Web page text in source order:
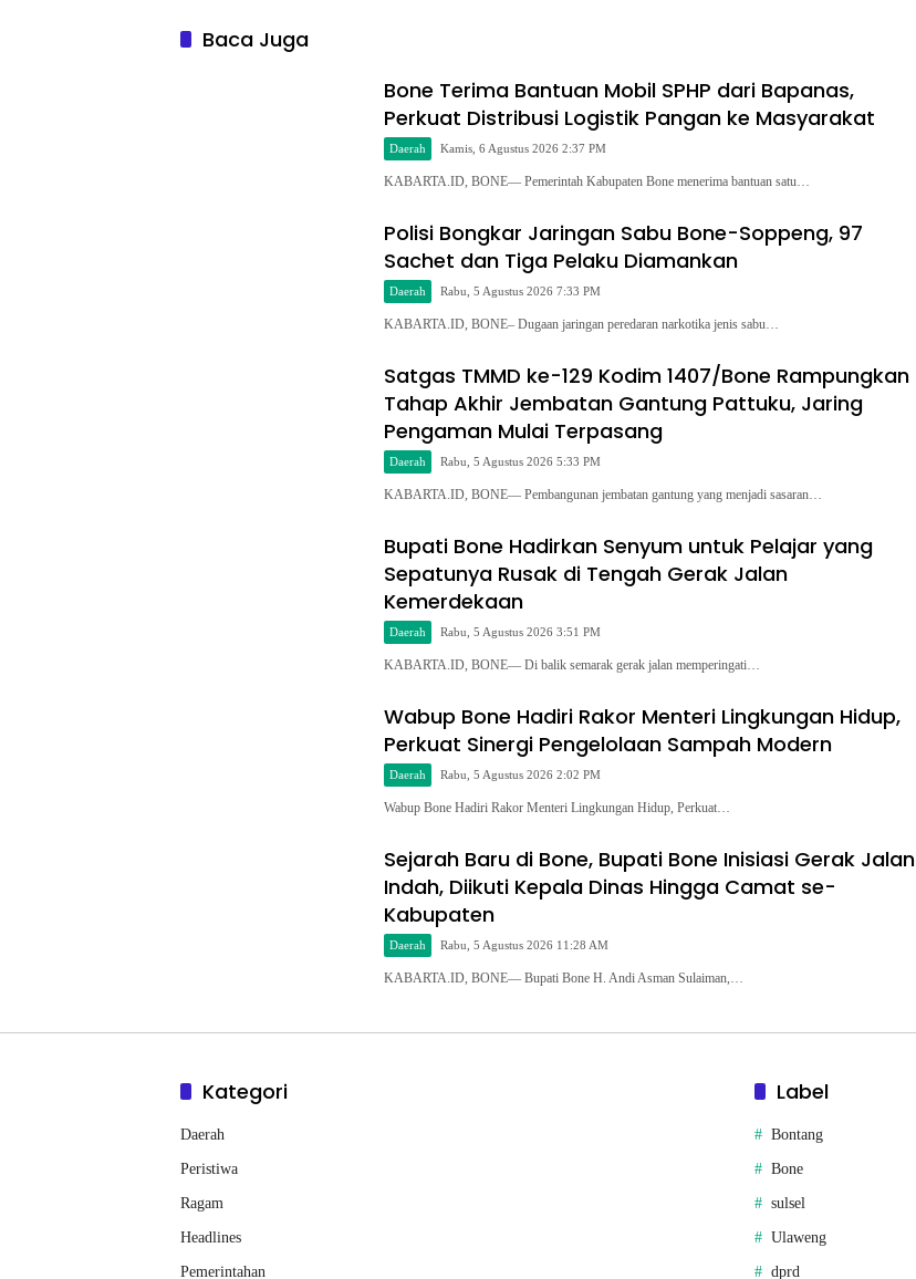
Baca Juga
Bone Terima Bantuan Mobil SPHP dari Bapanas,
Perkuat Distribusi Logistik Pangan ke Masyarakat
Daerah Kamis, 6 Agustus 2026 2:37 PM
KABARTA.ID, BONE— Pemerintah Kabupaten Bone menerima bantuan satu…
Polisi Bongkar Jaringan Sabu Bone-Soppeng, 97
Sachet dan Tiga Pelaku Diamankan
Daerah Rabu, 5 Agustus 2026 7:33 PM
KABARTA.ID, BONE– Dugaan jaringan peredaran narkotika jenis sabu…
Satgas TMMD ke-129 Kodim 1407/Bone Rampungkan
Tahap Akhir Jembatan Gantung Pattuku, Jaring
Pengaman Mulai Terpasang
Daerah Rabu, 5 Agustus 2026 5:33 PM
KABARTA.ID, BONE— Pembangunan jembatan gantung yang menjadi sasaran…
Bupati Bone Hadirkan Senyum untuk Pelajar yang
Sepatunya Rusak di Tengah Gerak Jalan
Kemerdekaan
Daerah Rabu, 5 Agustus 2026 3:51 PM
KABARTA.ID, BONE— Di balik semarak gerak jalan memperingati…
Wabup Bone Hadiri Rakor Menteri Lingkungan Hidup,
Perkuat Sinergi Pengelolaan Sampah Modern
Daerah Rabu, 5 Agustus 2026 2:02 PM
Wabup Bone Hadiri Rakor Menteri Lingkungan Hidup, Perkuat…
Sejarah Baru di Bone, Bupati Bone Inisiasi Gerak Jalan
Indah, Diikuti Kepala Dinas Hingga Camat se-
Kabupaten
Daerah Rabu, 5 Agustus 2026 11:28 AM
KABARTA.ID, BONE— Bupati Bone H. Andi Asman Sulaiman,…
Kategori
Daerah
Peristiwa
Ragam
Headlines
Pemerintahan
Label
Bontang
Bone
sulsel
Ulaweng
dprd